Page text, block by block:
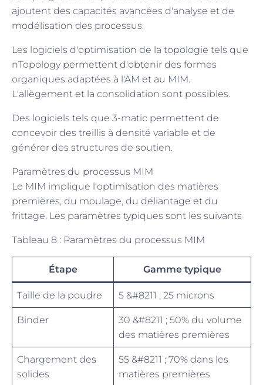
ajoutent des capacités avancées d'analyse et de
modélisation des processus.
Les logiciels d'optimisation de la topologie tels que
nTopology permettent d'obtenir des formes
organiques adaptées à l'AM et au MIM.
L'allègement et la consolidation sont possibles.
Des logiciels tels que 3-matic permettent de
concevoir des treillis à densité variable et de
générer des structures de soutien.
Paramètres du processus MIM
Le MIM implique l'optimisation des matières
premières, du moulage, du déliantage et du
frittage. Les paramètres typiques sont les suivants
Tableau 8 : Paramètres du processus MIM
Étape Gamme typique
Taille de la poudre 5 &#8211 ; 25 microns
Binder
30 &#8211 ; 50% du volume
des matières premières
Chargement des
solides
55 &#8211 ; 70% dans les
matières premières